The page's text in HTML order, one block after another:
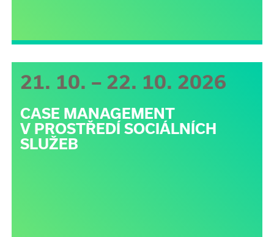
21. 10. – 22. 10. 2026
CASE MANAGEMENT
V PROSTŘEDÍ SOCIÁLNÍCH
SLUŽEB